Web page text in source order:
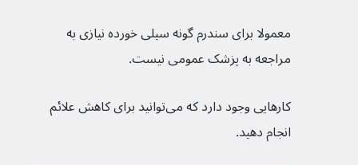
معمولا برای سندرم گونه سیلی خورده نیازی به
مراجعه به پزشک عمومی نیست.
کارهایی وجود دارد که می‌توانید برای کاهش علائم
انجام دهید.